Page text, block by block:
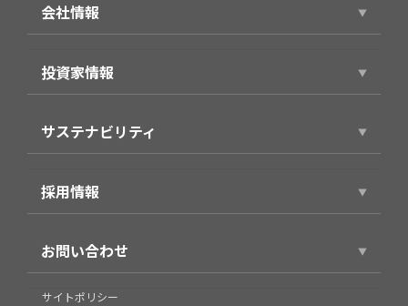
スマホアプリ（個人向け）
製品・サービス（法人向け）
事例紹介
会社情報
代表ごあいさつ
役員プロフィール
企業理念・パーパス
会社概要
沿革
グループ
投資家情報
経営方針
財務業績情報
株式情報
IRライブラリ
個人投資家の皆様へ
サステナビリティ
環境
社会
企業統治
採用情報
新卒採用
キャリア採用
お問い合わせ
お問い合わせ
サイトポリシー